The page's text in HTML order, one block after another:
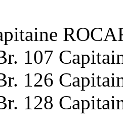
107
126
128